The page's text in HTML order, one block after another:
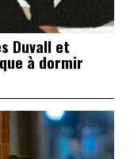
Duvall et
à dormir